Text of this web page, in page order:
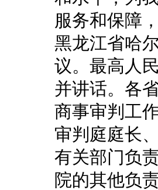
服务和保障
黑龙江省哈
议。最高人
并讲话。各
商事审判工
审判庭庭长
有关部门负
院的其他负